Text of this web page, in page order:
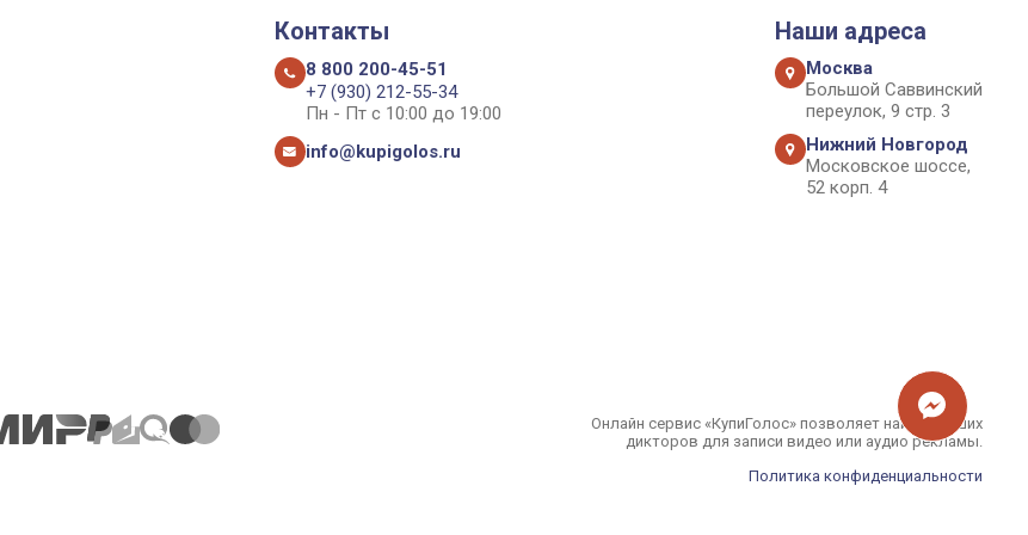
Контакты
8 800 200-45-51
+7 (930) 212-55-34
Пн - Пт с 10:00 до 19:00
info@kupigolos.ru
Наши адреса
Москва
Большой Саввинский
переулок, 9 стр. 3
Нижний Новгород
Московское шоссе,
52 корп. 4
Онлайн сервис «КупиГолос» позволяет найти лучших
дикторов для записи видео или аудио рекламы.
Политика конфиденциальности